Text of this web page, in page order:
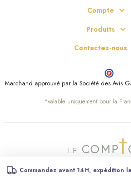
Commandez avant 14H, expédition
Compte
Produits
Contactez-nous
Marchand approuvé par la Société des Avis
.
*valable uniquement pour la